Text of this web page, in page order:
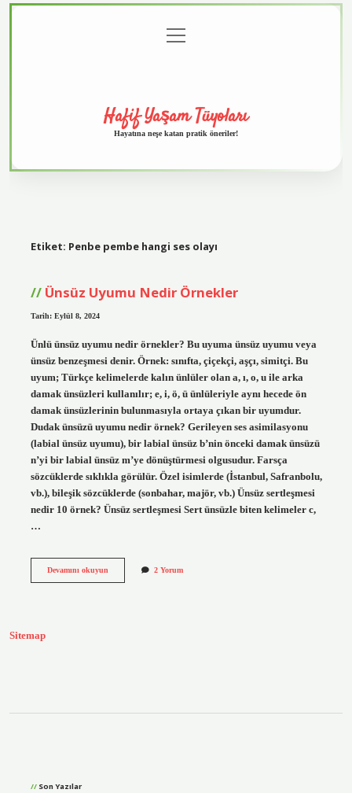
menüyü
aç
Hafif Yaşam Tüyoları
Hayatına neşe katan pratik öneriler!
Etiket: Penbe pembe hangi ses olayı
Ünsüz Uyumu Nedir Örnekler
Tarih: Eylül 8, 2024
Ünlü ünsüz uyumu nedir örnekler? Bu uyuma ünsüz uyumu veya
ünsüz benzeşmesi denir. Örnek: sınıfta, çiçekçi, aşçı, simitçi. Bu
uyum; Türkçe kelimelerde kalın ünlüler olan a, ı, o, u ile arka
damak ünsüzleri kullanılır; e, i, ö, ü ünlüleriyle aynı hecede ön
damak ünsüzlerinin bulunmasıyla ortaya çıkan bir uyumdur.
Dudak ünsüzü uyumu nedir örnek? Gerileyen ses asimilasyonu
(labial ünsüz uyumu), bir labial ünsüz b’nin önceki damak ünsüzü
n’yi bir labial ünsüz m’ye dönüştürmesi olgusudur. Farsça
sözcüklerde sıklıkla görülür. Özel isimlerde (İstanbul, Safranbolu,
vb.), bileşik sözcüklerde (sonbahar, majör, vb.) Ünsüz sertleşmesi
nedir 10 örnek? Ünsüz sertleşmesi Sert ünsüzle biten kelimeler c,
…
Devamını okuyunÜnsüz
2 Yorum
Sitemap
Son Yazılar